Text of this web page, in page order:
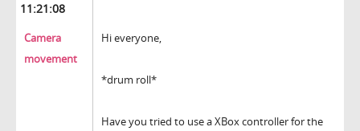
11:21:08
Camera
movement
Hi everyone,
*drum roll*
Have you tried to use a XBox controller for the